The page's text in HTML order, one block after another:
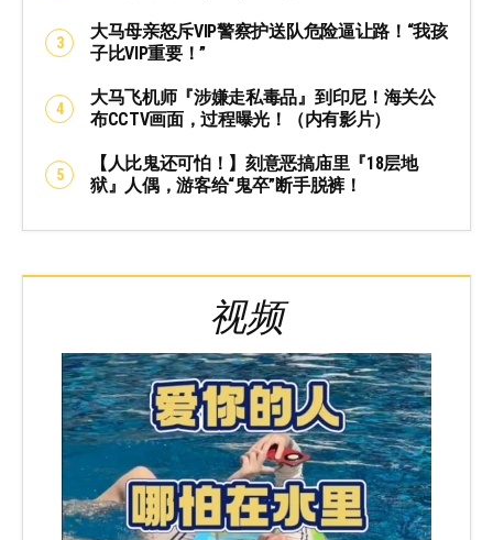
大马母亲怒斥VIP警察护送队危险逼让路！“我孩
子比VIP重要！”
大马飞机师『涉嫌走私毒品』到印尼！海关公
布CCTV画面，过程曝光！（内有影片）
【人比鬼还可怕！】刻意恶搞庙里『18层地
狱』人偶，游客给“鬼卒”断手脱裤！
视频